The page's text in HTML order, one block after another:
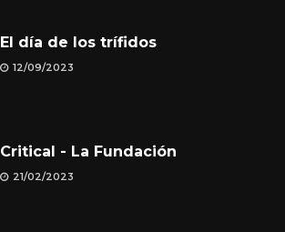
El día de los trífidos
12/09/2023
Critical - La Fundación
21/02/2023